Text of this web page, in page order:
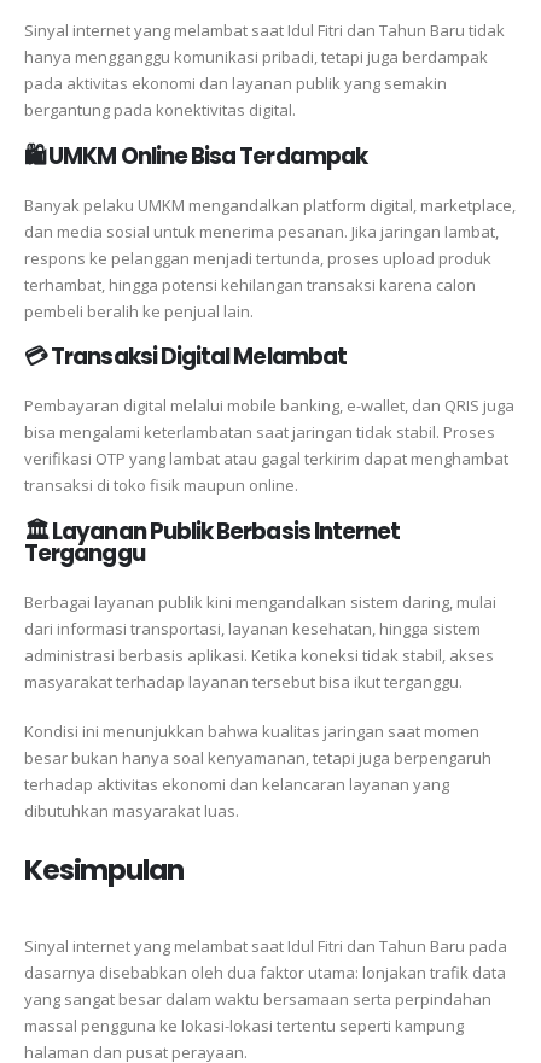
Sinyal internet yang melambat saat Idul Fitri dan Tahun Baru tidak
hanya mengganggu komunikasi pribadi, tetapi juga berdampak
pada aktivitas ekonomi dan layanan publik yang semakin
bergantung pada konektivitas digital.
🛍️ UMKM Online Bisa Terdampak
Banyak pelaku UMKM mengandalkan platform digital, marketplace,
dan media sosial untuk menerima pesanan. Jika jaringan lambat,
respons ke pelanggan menjadi tertunda, proses upload produk
terhambat, hingga potensi kehilangan transaksi karena calon
pembeli beralih ke penjual lain.
💳 Transaksi Digital Melambat
Pembayaran digital melalui mobile banking, e-wallet, dan QRIS juga
bisa mengalami keterlambatan saat jaringan tidak stabil. Proses
verifikasi OTP yang lambat atau gagal terkirim dapat menghambat
transaksi di toko fisik maupun online.
🏛️ Layanan Publik Berbasis Internet
Terganggu
Berbagai layanan publik kini mengandalkan sistem daring, mulai
dari informasi transportasi, layanan kesehatan, hingga sistem
administrasi berbasis aplikasi. Ketika koneksi tidak stabil, akses
masyarakat terhadap layanan tersebut bisa ikut terganggu.
Kondisi ini menunjukkan bahwa kualitas jaringan saat momen
besar bukan hanya soal kenyamanan, tetapi juga berpengaruh
terhadap aktivitas ekonomi dan kelancaran layanan yang
dibutuhkan masyarakat luas.
Kesimpulan
Sinyal internet yang melambat saat Idul Fitri dan Tahun Baru pada
dasarnya disebabkan oleh dua faktor utama: lonjakan trafik data
yang sangat besar dalam waktu bersamaan serta perpindahan
massal pengguna ke lokasi-lokasi tertentu seperti kampung
halaman dan pusat perayaan.